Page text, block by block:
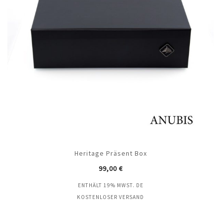
Heritage Präsent Box
99,00 €
ENTHÄLT 19% MWST. DE
KOSTENLOSER VERSAND